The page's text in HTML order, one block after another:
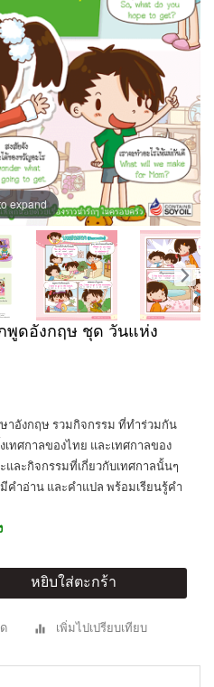
expand
พูดอังกฤษ ชุด วันแห่ง
อังกฤษ รวมกิจกรรม ที่ทำร่วมกัน
ทศกาลของไทย และเทศกาลของ
และกิจกรรมที่เกี่ยวกับเทศกาลนั้นๆ
ำอ่าน และคำแปล พร้อมเรียนรู้คำ
หยิบใส่ตะกร้า
เพิ่มไปเปรียบเทียบ